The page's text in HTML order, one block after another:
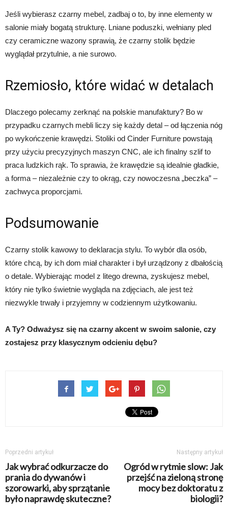
Jeśli wybierasz czarny mebel, zadbaj o to, by inne elementy w
salonie miały bogatą strukturę. Lniane poduszki, wełniany pled
czy ceramiczne wazony sprawią, że czarny stolik będzie
wyglądał przytulnie, a nie surowo.
Rzemiosło, które widać w detalach
Dlaczego polecamy zerknąć na polskie manufaktury? Bo w
przypadku czarnych mebli liczy się każdy detal – od łączenia nóg
po wykończenie krawędzi. Stoliki od Cinder Furniture powstają
przy użyciu precyzyjnych maszyn CNC, ale ich finalny szlif to
praca ludzkich rąk. To sprawia, że krawędzie są idealnie gładkie,
a forma – niezależnie czy to okrąg, czy nowoczesna „beczka” –
zachwyca proporcjami.
Podsumowanie
Czarny stolik kawowy to deklaracja stylu. To wybór dla osób,
które chcą, by ich dom miał charakter i był urządzony z dbałością
o detale. Wybierając model z litego drewna, zyskujesz mebel,
który nie tylko świetnie wygląda na zdjęciach, ale jest też
niezwykle trwały i przyjemny w codziennym użytkowaniu.
A Ty? Odważysz się na czarny akcent w swoim salonie, czy
zostajesz przy klasycznym odcieniu dębu?
Poprzedni artykuł
Jak wybrać odkurzacze do
prania do dywanów i
szorowarki, aby sprzątanie
było naprawdę skuteczne?
Następny artykuł
Ogród w rytmie slow: Jak
przejść na zieloną stronę
mocy bez doktoratu z
biologii?